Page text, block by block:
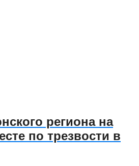
региона на
по трезвости в